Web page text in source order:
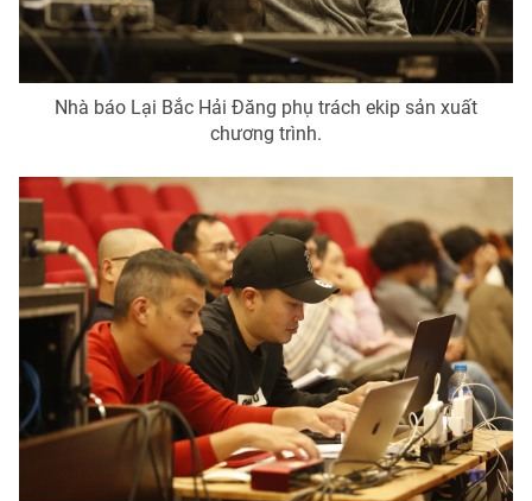
Nhà báo Lại Bắc Hải Đăng phụ trách ekip sản xuất
chương trình.